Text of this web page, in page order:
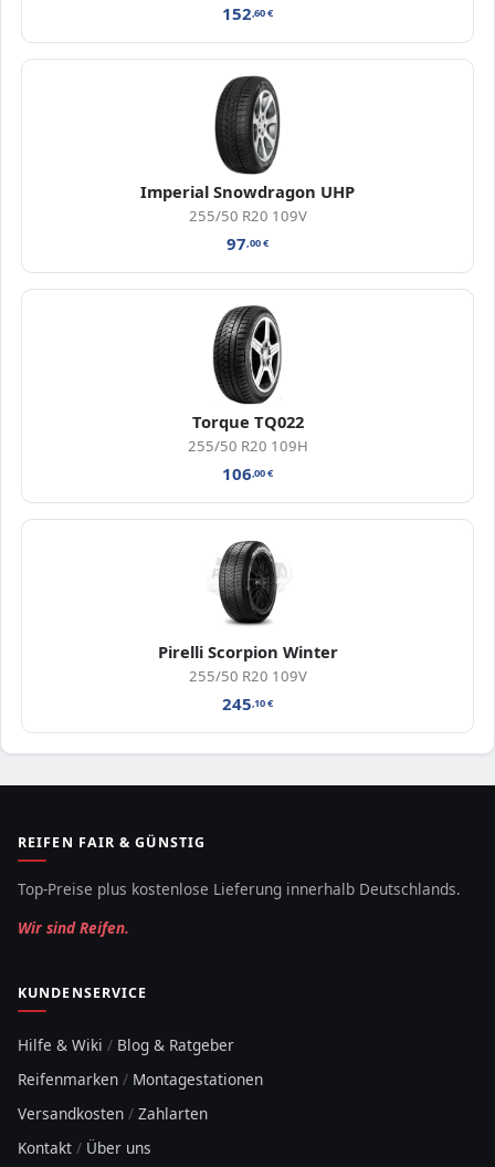
152,60€
Imperial Snowdragon UHP
255/50 R20 109V
97,00€
Torque TQ022
255/50 R20 109H
106,00€
Pirelli Scorpion Winter
255/50 R20 109V
245,10€
REIFEN FAIR & GÜNSTIG
Top-Preise plus kostenlose Lieferung innerhalb Deutschlands.
Wir sind Reifen.
KUNDENSERVICE
Hilfe & Wiki / Blog & Ratgeber
Reifenmarken / Montagestationen
Versandkosten / Zahlarten
Kontakt / Über uns